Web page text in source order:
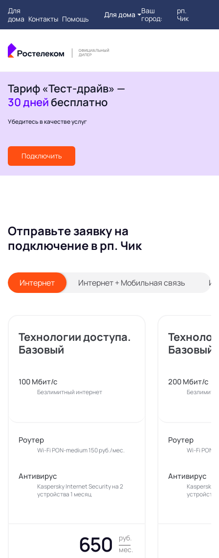
Для
дома Контакты Помощь Для дома
Ваш
город:
рп.
Чик
Тариф «Тест-драйв» —
30 дней бесплатно
Убедитесь в качестве услуг
Подключить
Отправьте заявку на
подключение в рп. Чик
Интернет Интернет + Мобильная связь
Технологии доступа.
Базовый
100 Мбит/с
Безлимитный интернет
Роутер
Wi-Fi PON-medium 150 руб./мес.
Антивирус
Kaspersky Internet Security на 2
устройства 1 месяц
650
руб.
мес.
Базовый
200 Мбит/с
Роутер
Wi-Fi PON-
Антивирус
Kaspersky